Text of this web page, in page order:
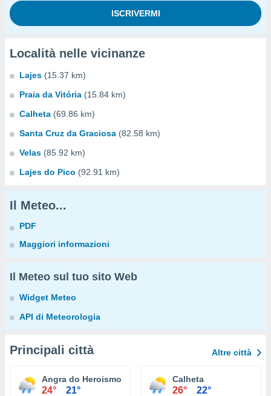
Località nelle vicinanze
Lajes (15.37 km)
Praia da Vitória (15.84 km)
Calheta (69.86 km)
Santa Cruz da Graciosa (82.58 km)
Velas (85.92 km)
Lajes do Pico (92.91 km)
Il Meteo...
PDF
Maggiori informazioni
Il Meteo sul tuo sito Web
Widget Meteo
API di Meteorologia
Principali città Altre città
Angra do Heroismo
24° 21°
Calheta
26° 22°